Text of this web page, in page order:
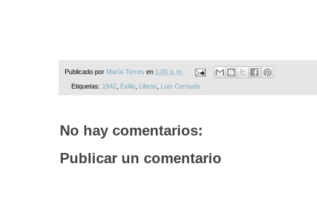
Publicado por María Torres en 1:00 p. m.
Etiquetas: 1942, Exilio, Libros Luis Cernuda
No hay comentarios:
Publicar un comentario